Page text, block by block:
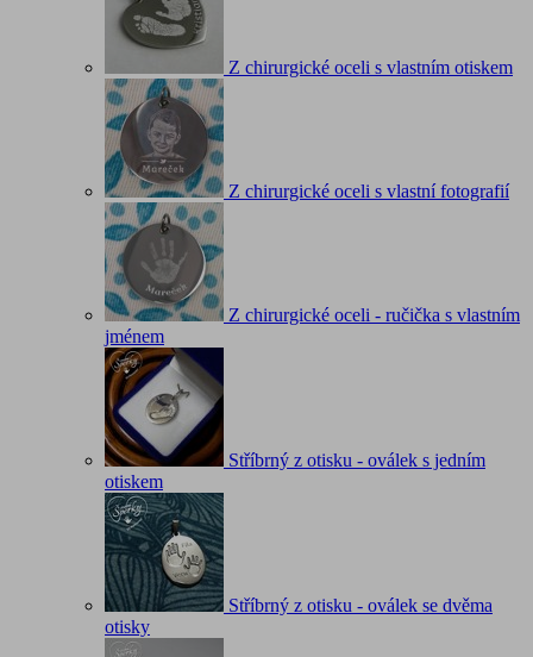
Z chirurgické oceli s vlastním otiskem
Z chirurgické oceli s vlastní fotografií
Z chirurgické oceli - ručička s vlastním
jménem
Stříbrný z otisku - oválek s jedním
otiskem
Stříbrný z otisku - oválek se dvěma
otisky